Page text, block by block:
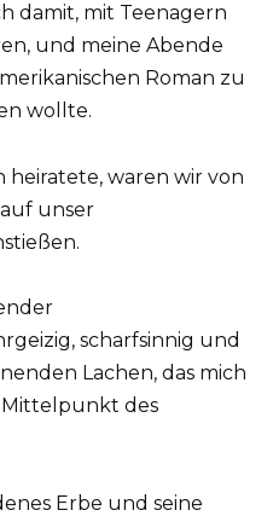
damit, mit Teenagern
und meine Abende
Roman zu
wollte.
heiratete, waren wir von
unser
scharfsinnig und
Lachen, das mich
Mittelpunkt des
Erbe und seine